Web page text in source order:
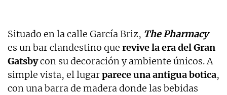
Situado en la calle García Briz, The Pharmacy
es un bar clandestino que revive la era del Gran
Gatsbycon su decoración y ambiente únicos. A
simple vista, el lugarparece una antigua botica,
con una barra de madera donde las bebidas